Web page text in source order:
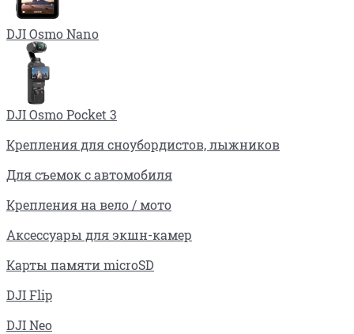
DJI Osmo Nano
DJI Osmo Pocket 3
Крепления для сноубордистов, лыжников
Для съемок с автомобиля
Крепления на вело / мото
Аксессуары для экшн-камер
Карты памяти microSD
DJI Flip
DJI Neo